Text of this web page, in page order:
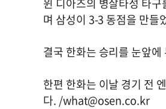
며 삼성이 3-3 동점을 만들
결국 한화는 승리를 눈앞
한편 한화는 이날 경기 전
다. /what@osen.co.kr